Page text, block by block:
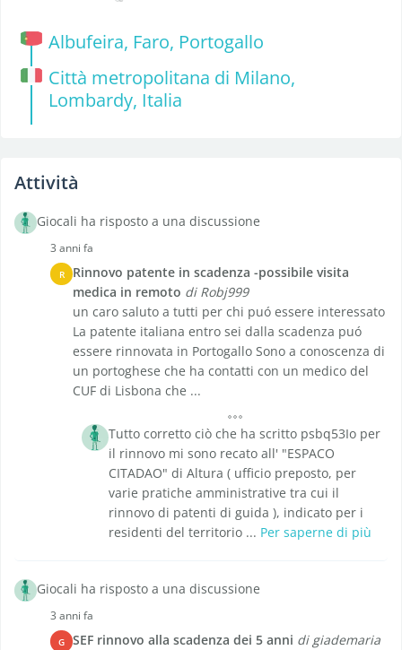
Albufeira, Faro, Portogallo
Città metropolitana di Milano,
Lombardy, Italia
Attività
Giocali ha risposto a una discussione
3 anni fa
R
Rinnovo patente in scadenza -possibile visita
medica in remoto di Robj999
un caro saluto a tutti per chi puó essere interessato
La patente italiana entro sei dalla scadenza puó
essere rinnovata in Portogallo Sono a conoscenza di
un portoghese che ha contatti con un medico del
CUF di Lisbona che ...
Tutto corretto ciò che ha scritto psbq53Io per
il rinnovo mi sono recato all' "ESPACO
CITADAO" di Altura ( ufficio preposto, per
varie pratiche amministrative tra cui il
rinnovo di patenti di guida ), indicato per i
residenti del territorio ... Per saperne di più
Giocali ha risposto a una discussione
3 anni fa
G SEF rinnovo alla scadenza dei 5 anni di giademaria